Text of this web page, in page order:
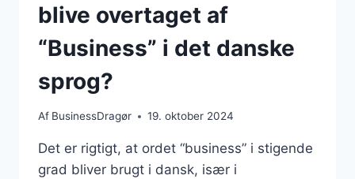
blive overtaget af
“Business” i det danske
sprog?
Af BusinessDragør 19. oktober 2024
Det er rigtigt, at ordet “business” i stigende
grad bliver brugt i dansk, især i